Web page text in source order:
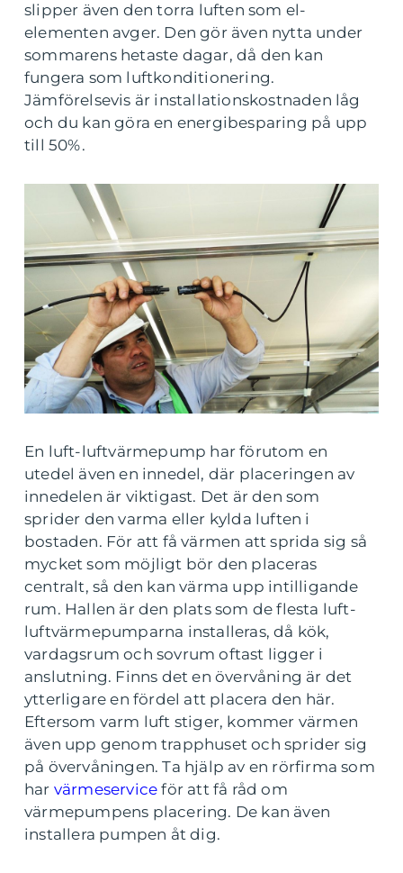
slipper även den torra luften som el-
elementen avger. Den gör även nytta under
sommarens hetaste dagar, då den kan
fungera som luftkonditionering.
Jämförelsevis är installationskostnaden låg
och du kan göra en energibesparing på upp
till 50%.
En luft-luftvärmepump har förutom en
utedel även en innedel, där placeringen av
innedelen är viktigast. Det är den som
sprider den varma eller kylda luften i
bostaden. För att få värmen att sprida sig så
mycket som möjligt bör den placeras
centralt, så den kan värma upp intilligande
rum. Hallen är den plats som de flesta luft-
luftvärmepumparna installeras, då kök,
vardagsrum och sovrum oftast ligger i
anslutning. Finns det en övervåning är det
ytterligare en fördel att placera den här.
Eftersom varm luft stiger, kommer värmen
även upp genom trapphuset och sprider sig
på övervåningen. Ta hjälp av en rörfirma som
har värmeservice för att få råd om
värmepumpens placering. De kan även
installera pumpen åt dig.